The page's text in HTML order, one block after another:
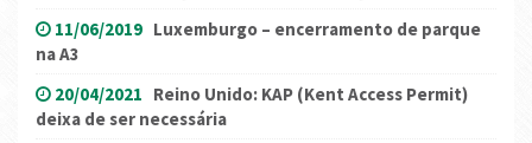
11/06/2019 Luxemburgo – encerramento de parque
na A3
20/04/2021 Reino Unido: KAP (Kent Access Permit)
deixa de ser necessária